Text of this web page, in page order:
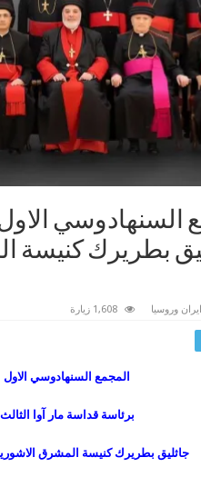
السنهادوسي
بطريرك
وروسيا 1,608 زيارة
المجمع السنهادوسي الاول
برئاسة قداسة مار آوا الثالث
جاثليق بطريرك كنيسة المشرق